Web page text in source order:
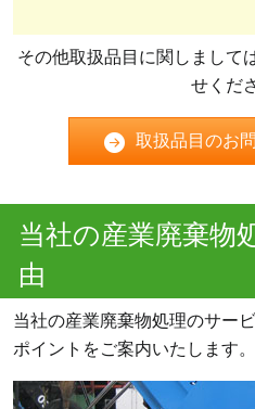
その他取扱品目に関しまして
せくだ
取扱品目のお
当社の産業廃棄物
由
当社の産業廃棄物処理のサー
ポイントをご案内いたします。